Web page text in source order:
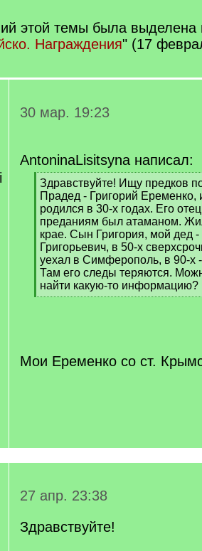
этой темы была выделена
Награждения" (17
30 мар. 19:23
AntoninaLisitsyna написал:
[
q
]
Здравствуйте! Ищу предков
Прадед - Григорий Еременко,
родился в 30-х годах. Его
преданиям был атаманом.
крае. Сын Григория, мой дед
Григорьевич, в 50-х
уехал в Симферополь, в 90-х
Там его следы теряются.
найти какую-то информацию?
[
Мои Еременко со ст.
27 апр. 23:38
Здравствуйте!